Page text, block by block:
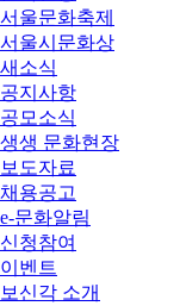
서울문화축제
서울시문화상
새소식
공지사항
공모소식
생생 문화현장
보도자료
채용공고
e-문화알림
신청참여
이벤트
보신각 소개